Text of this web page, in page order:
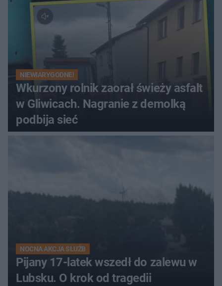
NIEWIARYGODNE!
Wkurzony rolnik zaorał świeży asfalt
w Gliwicach. Nagranie z demolką
podbija sieć
NOCNA AKCJA SŁUŻB
Pijany 17-latek wszedł do zalewu w
Lubsku. O krok od tragedii